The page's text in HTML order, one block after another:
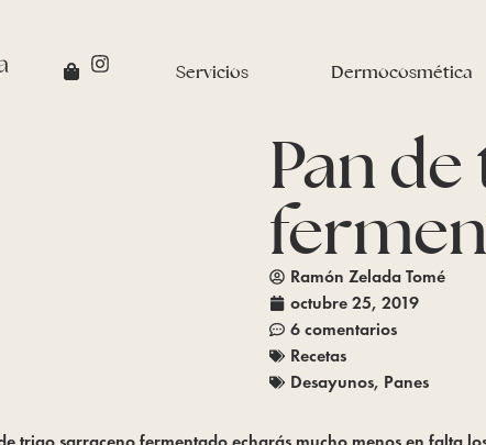
Servicios Dermocosmética
Pan
Ramón Zelada Tomé
octubre 25, 2019
6 comentarios
Recetas
Desayunos, Panes